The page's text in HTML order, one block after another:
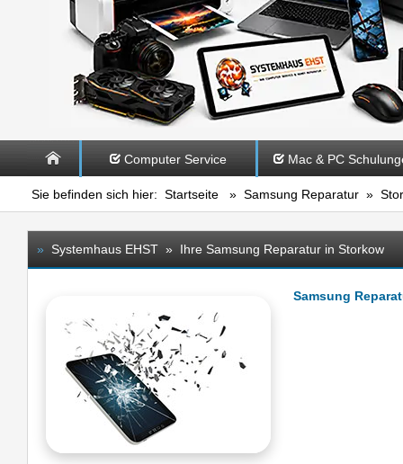
Computer Service Mac & PC
Sie befinden sich hier: Startseite » Samsung Reparatur »
» Systemhaus EHST » Ihre Samsung Reparatur in Storkow
Samsung